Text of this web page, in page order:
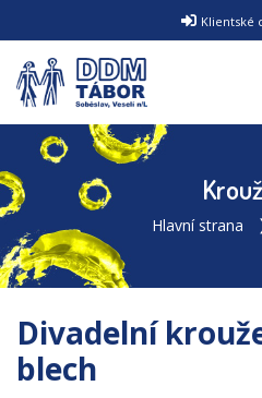
Klientské
Hlavní strana
Divadelní
blech